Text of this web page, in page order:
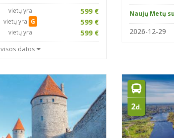
vietų yra
599 €
vietų yra G
599 €
vietų yra 599 €
visos datos
Naujų Metų
2026-12-29
2d.